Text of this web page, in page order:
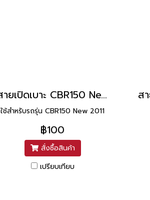
สายเปิดเบาะ CBR150 New 2011 ยาว 12.5 นิ้ว ยี่ห้อ UNF
ใช้สำหรับรถรุ่น CBR150 New 2011
฿100
สั่งซื้อสินค้า
เปรียบเทียบ